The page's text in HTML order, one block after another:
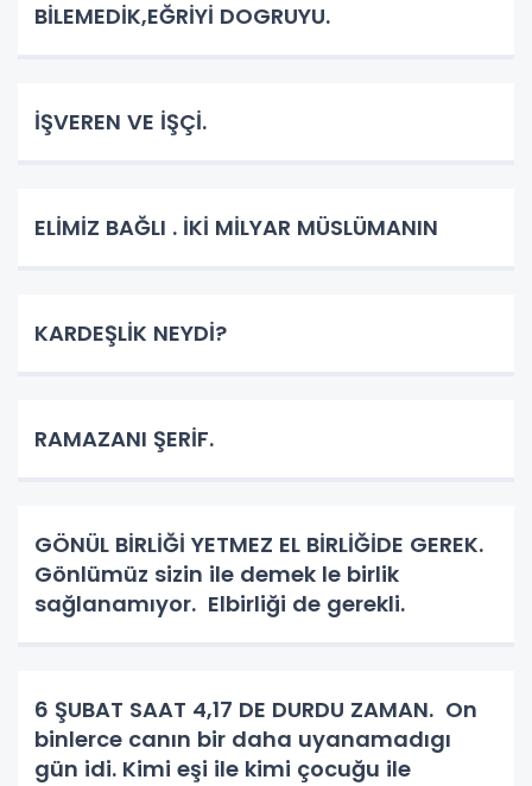
BİLEMEDİK,EĞRİYİ DOGRUYU.
İŞVEREN VE İŞÇİ.
ELİMİZ BAĞLI . İKİ MİLYAR MÜSLÜMANIN
KARDEŞLİK NEYDİ?
RAMAZANI ŞERİF.
GÖNÜL BİRLİĞİ YETMEZ EL BİRLİĞİDE GEREK.
Gönlümüz sizin ile demek le birlik
sağlanamıyor. Elbirliği de gerekli.
6 ŞUBAT SAAT 4,17 DE DURDU ZAMAN. On
binlerce canın bir daha uyanamadıgı
gün idi. Kimi eşi ile kimi çocuğu ile